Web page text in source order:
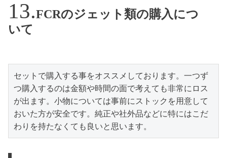
FCRのジェット類の購入につ
いて
セットで購入する事をオススメしております。一つず
つ購入するのは金額や時間の面で考えても非常にロス
が出ます。小物については事前にストックを用意して
おいた方が安全です。純正や社外品などに特にはこだ
わりを持たなくても良いと思います。